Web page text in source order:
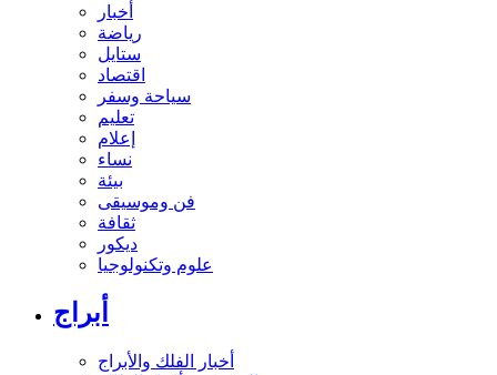
أخبار
رياضة
ستايل
اقتصاد
سياحة وسفر
تعليم
إعلام
نساء
بيئة
فن وموسيقى
ثقافة
ديكور
علوم وتكنولوجيا
أبراج
أخبار الفلك والأبراج